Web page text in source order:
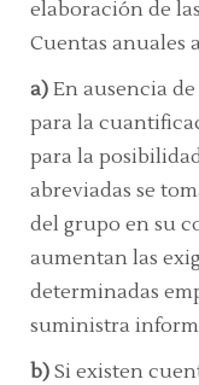
elaboración de
Cuentas anuales
a) En ausencia
para la
para la
abreviadas se
del grupo en su
aumentan las
determinadas
suministra
b) Si existen